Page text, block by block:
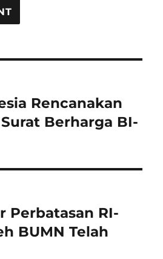
Rencanakan
Berharga BI-
Perbatasan RI-
BUMN Telah